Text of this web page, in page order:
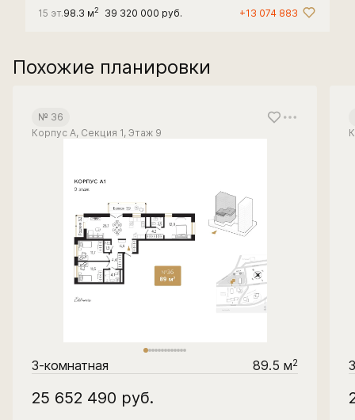
15 эт.98.3 м2 39 320 000 руб. +13 074 883
Похожие планировки
№ 36
Корпус А, Секция 1, Этаж 9
3-комнатная 89.5 м2
25 652 490 руб.